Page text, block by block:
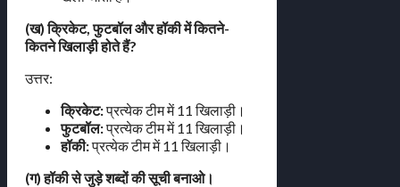
(ख) क्रिकेट, फुटबॉल और हॉकी में कितने-
कितने खिलाड़ी होते हैं?
उत्तर:
क्रिकेट:प्रत्येक टीम में 11 खिलाड़ी।
फुटबॉल:प्रत्येक टीम में 11 खिलाड़ी।
हॉकी:प्रत्येक टीम में 11 खिलाड़ी।
(ग) हॉकी से जुड़े शब्दों की सूची बनाओ।